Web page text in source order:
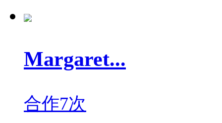
Margaret...
合作7次